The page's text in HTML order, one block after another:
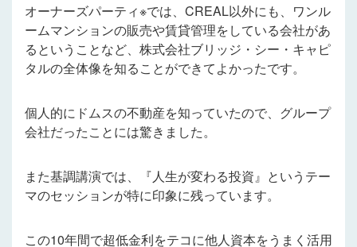
オーナーズパーティ※では、CREAL以外にも、ワンル
ームマンションの販売や賃貸管理をしている会社があ
るということなど、株式会社ブリッジ・シー・キャピ
タルの全体像を知ることができてよかったです。
個人的にドムスの不動産を知っていたので、グループ
会社だったことには驚きました。
また基調講演では、『人生が変わる投資』というテー
マのセッションが特に印象に残っています。
この10年間で超低金利をテコに他人資本をうまく活用